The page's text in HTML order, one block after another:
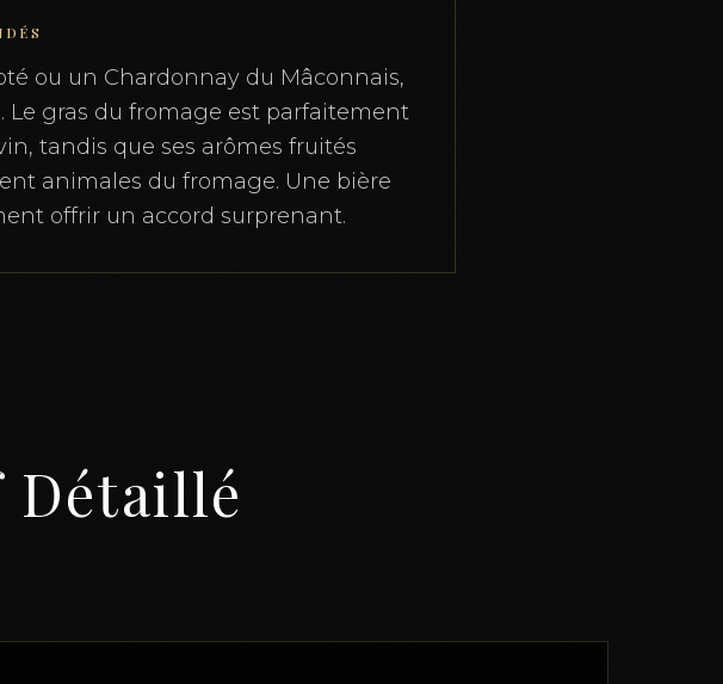
ou un Chardonnay du Mâconnais,
Le gras du fromage est parfaitement
tandis que ses arômes fruités
animales du fromage. Une bière
offrir un accord surprenant.